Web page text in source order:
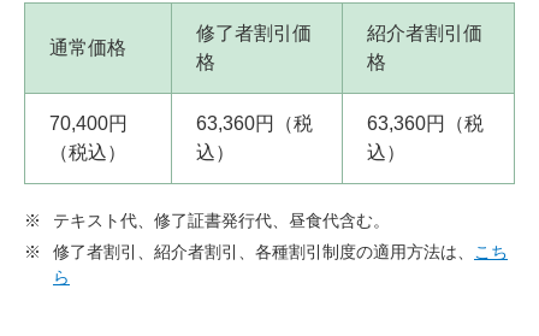
通常価格
修了者割引価
格
紹介者割引価
格
70,400円
（税込）
63,360円（税
込）
63,360円（税
込）
※
テキスト代、修了証書発行代、昼食代含む。
※
修了者割引、紹介者割引、各種割引制度の適用方法は、
こち
ら